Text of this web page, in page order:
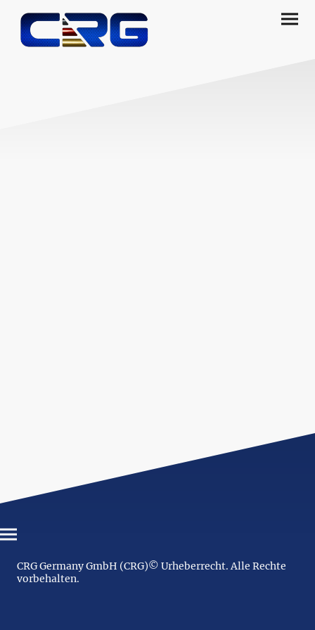
CRG Germany GmbH (CRG)© Urheberrecht. Alle Rechte
vorbehalten.